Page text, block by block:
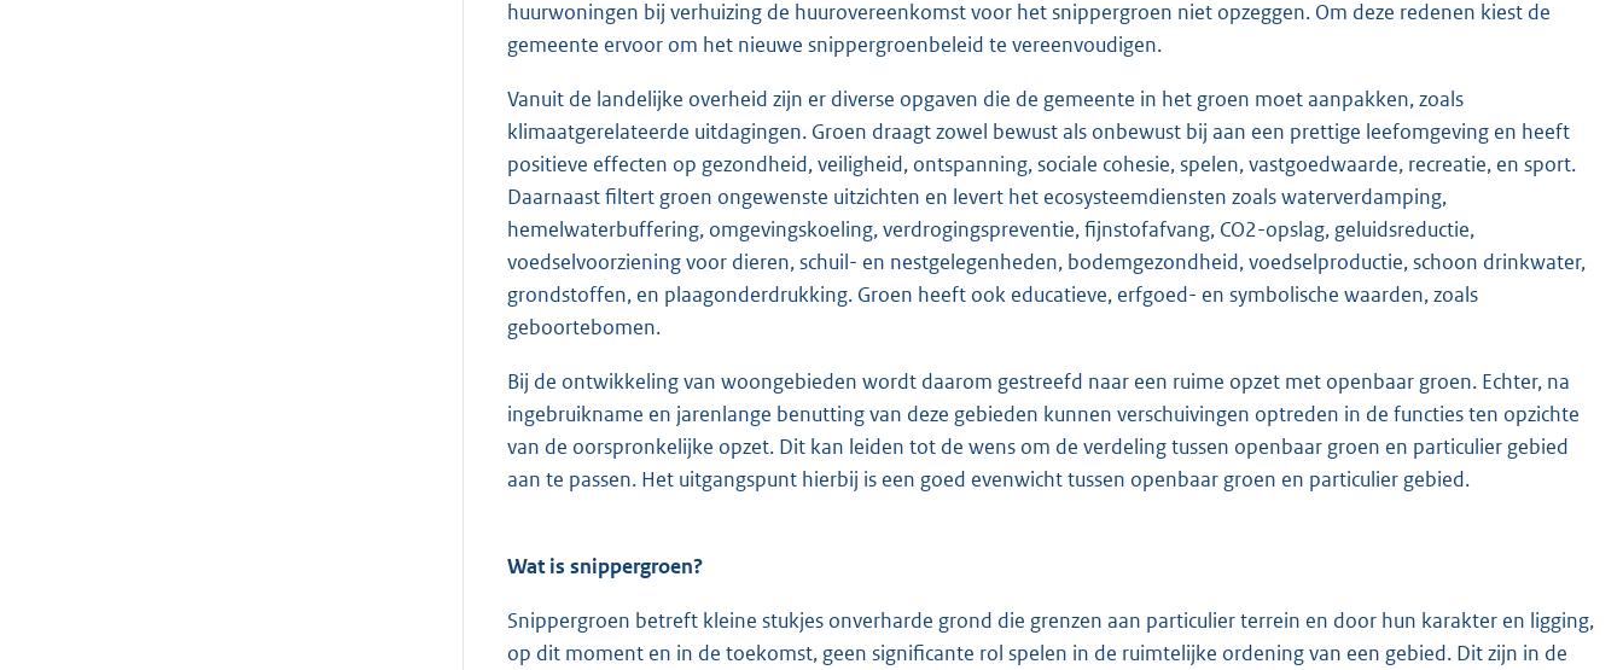
huurwoningen bij verhuizing de huurovereenkomst voor het snippergroen niet opzeggen. Om deze redenen kiest de
gemeente ervoor om het nieuwe snippergroenbeleid te vereenvoudigen.
Vanuit de landelijke overheid zijn er diverse opgaven die de gemeente in het groen moet aanpakken, zoals
klimaatgerelateerde uitdagingen. Groen draagt zowel bewust als onbewust bij aan een prettige leefomgeving en heeft
positieve effecten op gezondheid, veiligheid, ontspanning, sociale cohesie, spelen, vastgoedwaarde, recreatie, en sport.
Daarnaast filtert groen ongewenste uitzichten en levert het ecosysteemdiensten zoals waterverdamping,
hemelwaterbuffering, omgevingskoeling, verdrogingspreventie, fijnstofafvang, CO2-opslag, geluidsreductie,
voedselvoorziening voor dieren, schuil- en nestgelegenheden, bodemgezondheid, voedselproductie, schoon drinkwater,
grondstoffen, en plaagonderdrukking. Groen heeft ook educatieve, erfgoed- en symbolische waarden, zoals
geboortebomen.
Bij de ontwikkeling van woongebieden wordt daarom gestreefd naar een ruime opzet met openbaar groen. Echter, na
ingebruikname en jarenlange benutting van deze gebieden kunnen verschuivingen optreden in de functies ten opzichte
van de oorspronkelijke opzet. Dit kan leiden tot de wens om de verdeling tussen openbaar groen en particulier gebied
aan te passen. Het uitgangspunt hierbij is een goed evenwicht tussen openbaar groen en particulier gebied.
Wat is snippergroen?
Snippergroen betreft kleine stukjes onverharde grond die grenzen aan particulier terrein en door hun karakter en ligging,
op dit moment en in de toekomst, geen significante rol spelen in de ruimtelijke ordening van een gebied. Dit zijn in de